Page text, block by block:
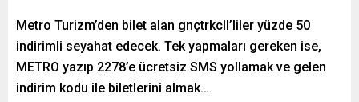
Metro Turizm’den bilet alan gnçtrkcll’liler yüzde 50
indirimli seyahat edecek. Tek yapmaları gereken ise,
METRO yazıp 2278’e ücretsiz SMS yollamak ve gelen
indirim kodu ile biletlerini almak…